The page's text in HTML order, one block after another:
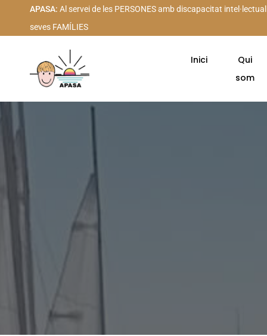
APASA: Al servei de les PERSONES amb discapacitat
seves FAMÍLIES
Inici
Qui
som